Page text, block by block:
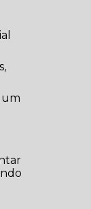
um